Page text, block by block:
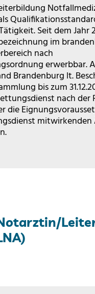
Seit dem Jahr
im
nach
erwerbbar.
Brandenburg lt.
bis zum
nach der
die
mitwirkenden